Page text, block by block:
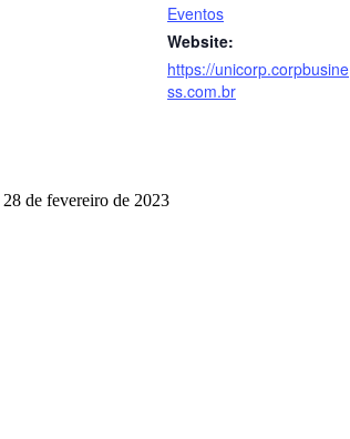
Eventos
Website:
https://unicorp.corpbusine
ss.com.br
28 de fevereiro de 2023